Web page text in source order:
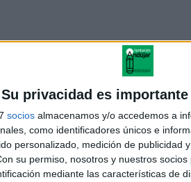
Su privacidad es
socios almacenamos y/o accedemos a
como identificadores únicos e
personalizado, medición de publicidad
su permiso, nosotros y nuestros
mediante las características de